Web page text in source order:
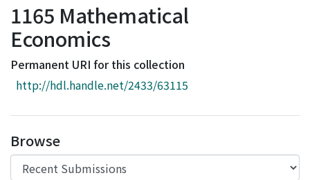
Browse
Download Ranking
Access Statistics
1165 Mathematical
Economics
Permanent URI for this collection
http://hdl.handle.net/2433/63115
Browse